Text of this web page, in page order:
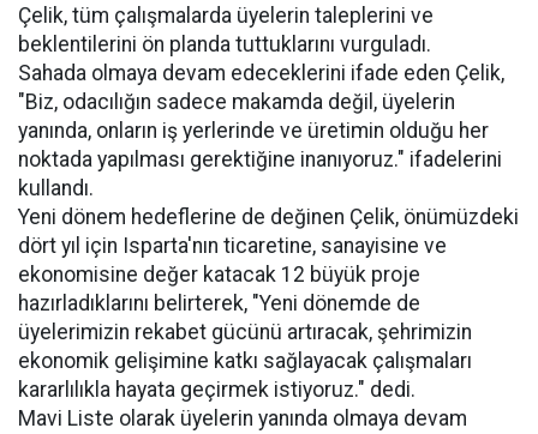
Çelik, tüm çalışmalarda üyelerin taleplerini ve
beklentilerini ön planda tuttuklarını vurguladı.
Sahada olmaya devam edeceklerini ifade eden Çelik,
"Biz, odacılığın sadece makamda değil, üyelerin
yanında, onların iş yerlerinde ve üretimin olduğu her
noktada yapılması gerektiğine inanıyoruz." ifadelerini
kullandı.
Yeni dönem hedeflerine de değinen Çelik, önümüzdeki
dört yıl için Isparta'nın ticaretine, sanayisine ve
ekonomisine değer katacak 12 büyük proje
hazırladıklarını belirterek, "Yeni dönemde de
üyelerimizin rekabet gücünü artıracak, şehrimizin
ekonomik gelişimine katkı sağlayacak çalışmaları
kararlılıkla hayata geçirmek istiyoruz." dedi.
Mavi Liste olarak üyelerin yanında olmaya devam